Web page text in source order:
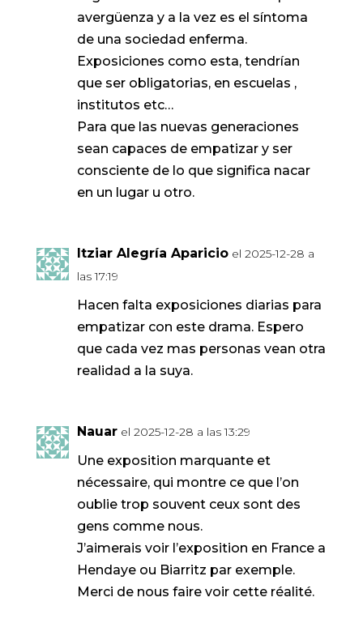
avergüenza y a la vez es el síntoma
de una sociedad enferma.
Exposiciones como esta, tendrían
que ser obligatorias, en escuelas ,
institutos etc…
Para que las nuevas generaciones
sean capaces de empatizar y ser
consciente de lo que significa nacar
en un lugar u otro.
Itziar Alegría Aparicio el 2025-12-28 a
las 17:19
Hacen falta exposiciones diarias para
empatizar con este drama. Espero
que cada vez mas personas vean otra
realidad a la suya.
Nauar el 2025-12-28 a las 13:29
Une exposition marquante et
nécessaire, qui montre ce que l’on
oublie trop souvent ceux sont des
gens comme nous.
J’aimerais voir l’exposition en France a
Hendaye ou Biarritz par exemple.
Merci de nous faire voir cette réalité.